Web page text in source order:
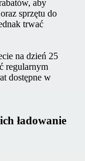
aby
sprzętu do
trwać
na dzień 25
regularnym
dostępne w
ładowanie